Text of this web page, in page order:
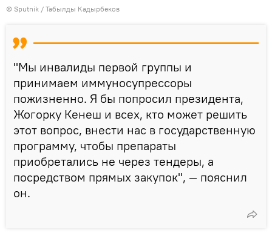
© Sputnik / Табылды Кадырбеков
"Мы инвалиды первой группы и
принимаем иммуносупрессоры
пожизненно. Я бы попросил президента,
Жогорку Кенеш и всех, кто может решить
этот вопрос, внести нас в государственную
программу, чтобы препараты
приобретались не через тендеры, а
посредством прямых закупок", — пояснил
он.